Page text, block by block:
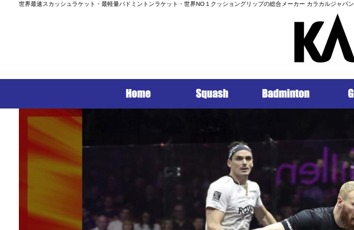
世界最速スカッシュラケット・最軽量バドミントンラケット・世界NO１クッショングリップの総合メーカー カラカルジャパン